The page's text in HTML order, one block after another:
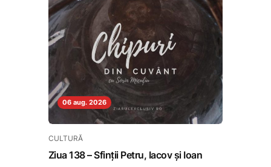
06 aug. 2026
CULTURĂ
Ziua 138 – Sfinții Petru, Iacov și Ioan